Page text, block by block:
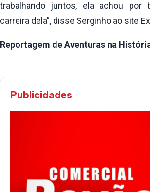
trabalhando juntos, ela achou por
carreira dela”, disse Serginho ao site
Reportagem de Aventuras na
Publicidades